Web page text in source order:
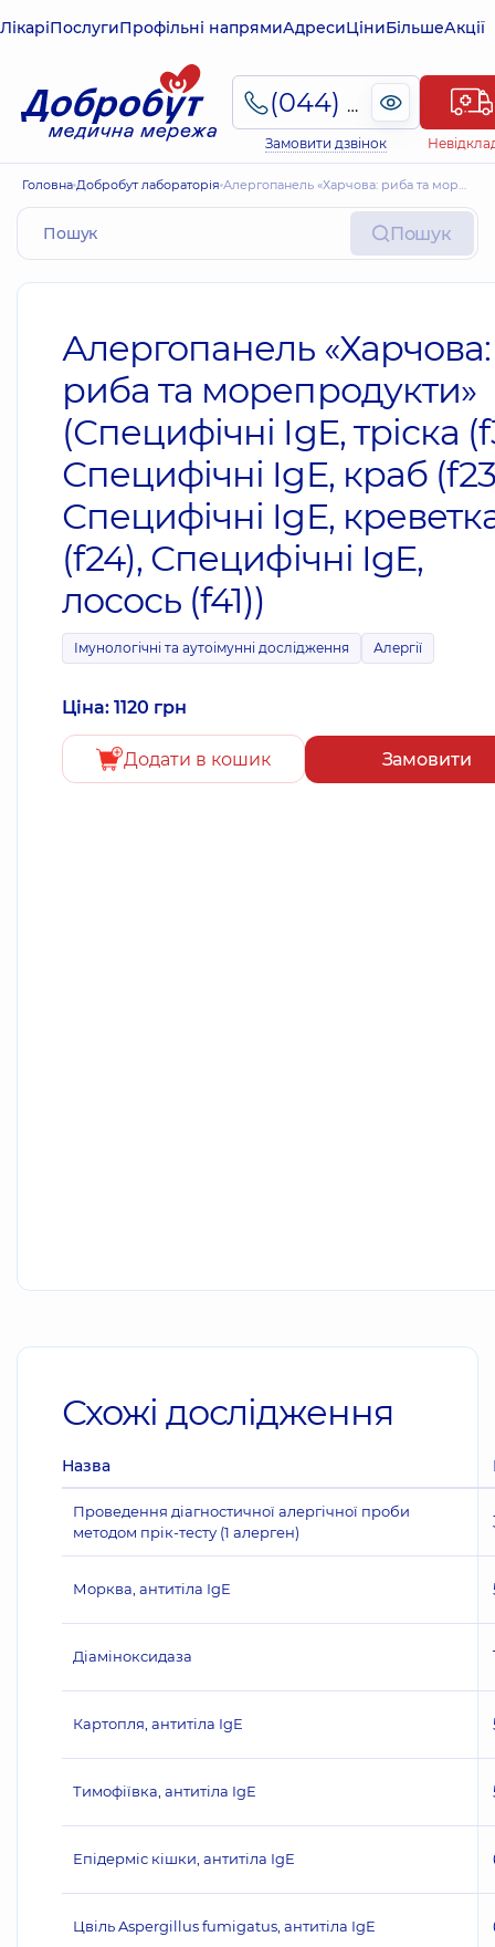
ЛікаріПослугиПрофільні напрямиАдресиЦіниБільшеАкції
(044) 495-2-888
Замовити дзвінок
Головна Добробут лабораторія Алергопанель «Харчова: риба та морепродукти» (Специфічні IgE, тріска (f3), Специфічні IgE, краб (f23), Специфічні IgE, креветка (f24), Специфічні IgE, лосось (f41))
Пошук
Алергопанель «Харчова:
риба та морепродукти»
(Специфічні IgE, тріска
Специфічні IgE, краб
Специфічні IgE,
(f24), Специфічні IgE,
лосось (f41))
Імунологічні та аутоімунні дослідження Алергії
Ціна: 1120 грн
Додати в кошик Замовити
Схожі дослідження
Назва
Проведення діагностичної алергічної проби
методом прік-тесту (1 алерген)
Морква, антитіла IgE
Діаміноксидаза
Картопля, антитіла IgE
Тимофіївка, антитіла IgE
Епідерміс кішки, антитіла IgE
Цвіль Aspergillus fumigatus, антитіла IgE